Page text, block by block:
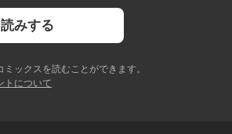
みする
ックスを読むことができます。
トについて